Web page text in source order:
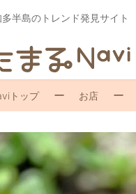
半島のトレンド発見サイト
トップ お店